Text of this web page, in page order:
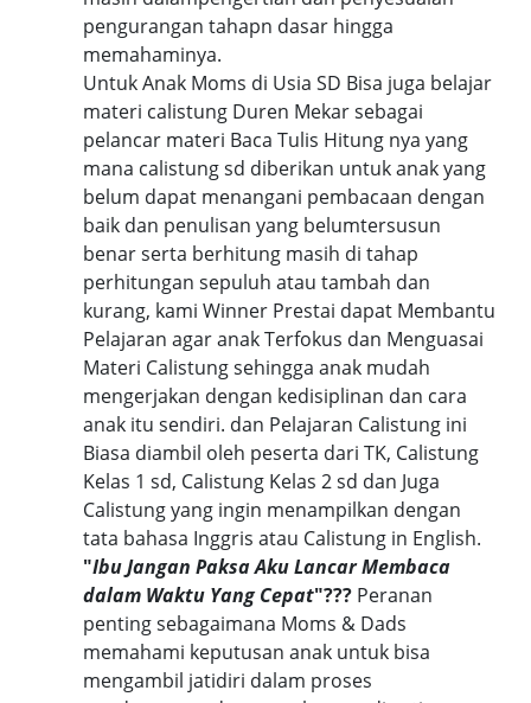
pengurangan tahapn dasar hingga
memahaminya.
Untuk Anak Moms di Usia SD Bisa juga belajar
materi calistung Duren Mekar sebagai
pelancar materi Baca Tulis Hitung nya yang
mana calistung sd diberikan untuk anak yang
belum dapat menangani pembacaan dengan
baik dan penulisan yang belumtersusun
benar serta berhitung masih di tahap
perhitungan sepuluh atau tambah dan
kurang, kami Winner Prestai dapat Membantu
Pelajaran agar anak Terfokus dan Menguasai
Materi Calistung sehingga anak mudah
mengerjakan dengan kedisiplinan dan cara
anak itu sendiri. dan Pelajaran Calistung ini
Biasa diambil oleh peserta dari TK, Calistung
Kelas 1 sd, Calistung Kelas 2 sd dan Juga
Calistung yang ingin menampilkan dengan
tata bahasa Inggris atau Calistung in English.
"Ibu Jangan Paksa Aku Lancar Membaca
dalam Waktu Yang Cepat"??? Peranan
penting sebagaimana Moms & Dads
memahami keputusan anak untuk bisa
mengambil jatidiri dalam proses